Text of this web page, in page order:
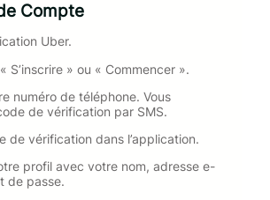
Compte
Uber.
S’inscrire » ou « Commencer ».
numéro de téléphone. Vous
de vérification par SMS.
de vérification dans l’application.
profil avec votre nom, adresse e-
de passe.